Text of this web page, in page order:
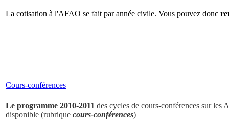
La cotisation à l'AFAO se fait par année civile. Vous pouvez donc
Cours-conférences
Le programme 2010-2011 des cycles de cours-conférences sur
disponible (rubrique cours-conférences)